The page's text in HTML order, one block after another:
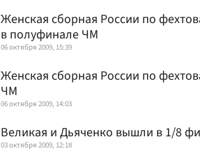
Женская сборная России по
в полуфинале ЧМ
06 октября 2009, 15:39
Женская сборная России по
ЧМ
06 октября 2009, 14:03
Великая и Дьяченко вышли в 1/8
03 октября 2009, 12:18